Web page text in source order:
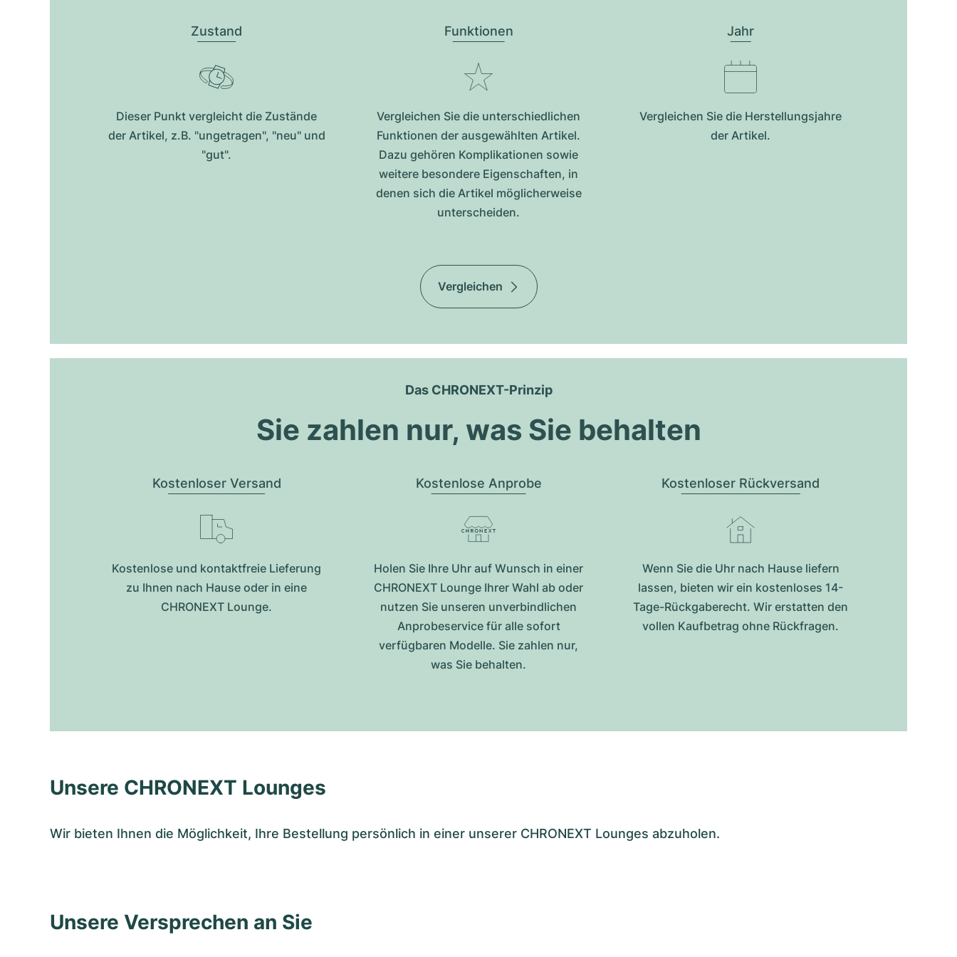
Zustand
Dieser Punkt vergleicht die Zustände
der Artikel, z.B. "ungetragen", "neu" und
"gut".
Funktionen
Vergleichen Sie die unterschiedlichen
Funktionen der ausgewählten Artikel.
Dazu gehören Komplikationen sowie
weitere besondere Eigenschaften, in
denen sich die Artikel möglicherweise
unterscheiden.
Jahr
Vergleichen Sie die Herstellungsjahre
der Artikel.
Vergleichen
Das CHRONEXT-Prinzip
Sie zahlen nur, was Sie behalten
Kostenloser Versand
Kostenlose und kontaktfreie Lieferung
zu Ihnen nach Hause oder in eine
CHRONEXT Lounge.
Kostenlose Anprobe
Holen Sie Ihre Uhr auf Wunsch in einer
CHRONEXT Lounge Ihrer Wahl ab oder
nutzen Sie unseren unverbindlichen
Anprobeservice für alle sofort
verfügbaren Modelle. Sie zahlen nur,
was Sie behalten.
Kostenloser Rückversand
Wenn Sie die Uhr nach Hause liefern
lassen, bieten wir ein kostenloses 14-
Tage-Rückgaberecht. Wir erstatten den
vollen Kaufbetrag ohne Rückfragen.
Unsere CHRONEXT Lounges
Wir bieten Ihnen die Möglichkeit, Ihre Bestellung persönlich in einer unserer CHRONEXT Lounges abzuholen.
Unsere Versprechen an Sie